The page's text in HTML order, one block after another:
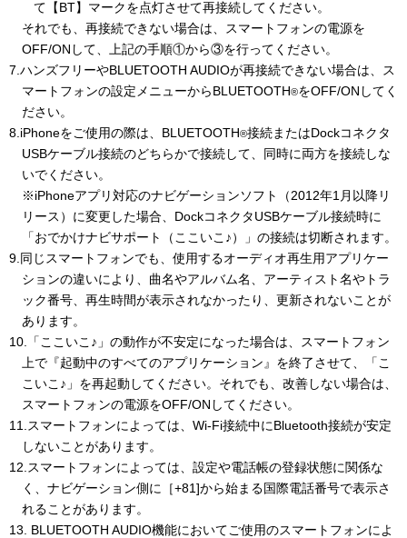
て【BT】マークを点灯させて再接続してください。
それでも、再接続できない場合は、スマートフォンの電源を
OFF/ONして、上記の手順①から③を行ってください。
7.ハンズフリーやBLUETOOTH AUDIOが再接続できない場合は、ス
マートフォンの設定メニューからBLUETOOTH®をOFF/ONしてく
ださい。
8.iPhoneをご使用の際は、BLUETOOTH®接続またはDockコネクタ
USBケーブル接続のどちらかで接続して、同時に両方を接続しな
いでください。
※iPhoneアプリ対応のナビゲーションソフト（2012年1月以降リ
リース）に変更した場合、DockコネクタUSBケーブル接続時に
「おでかけナビサポート（ここいこ♪）」の接続は切断されます。
9.同じスマートフォンでも、使用するオーディオ再生用アプリケー
ションの違いにより、曲名やアルバム名、アーティスト名やトラ
ック番号、再生時間が表示されなかったり、更新されないことが
あります。
10.「ここいこ♪」の動作が不安定になった場合は、スマートフォン
上で『起動中のすべてのアプリケーション』を終了させて、「こ
こいこ♪」を再起動してください。それでも、改善しない場合は、
スマートフォンの電源をOFF/ONしてください。
11.スマートフォンによっては、Wi-Fi接続中にBluetooth接続が安定
しないことがあります。
12.スマートフォンによっては、設定や電話帳の登録状態に関係な
く、ナビゲーション側に［+81]から始まる国際電話番号で表示さ
れることがあります。
13. BLUETOOTH AUDIO機能においてご使用のスマートフォンによ